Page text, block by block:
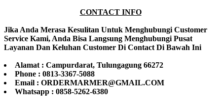
CONTACT INFO
Jika Anda Merasa Kesulitan Untuk Menghubungi Customer
Service Kami, Anda Bisa Langsung Menghubungi Pusat
Layanan Dan Keluhan Customer Di Contact Di Bawah Ini
Alamat : Campurdarat, Tulungagung 66272
Phone : 0813-3367-5088
Email : ORDERMARMER@GMAIL.COM
Whatsapp : 0858-5262-6380